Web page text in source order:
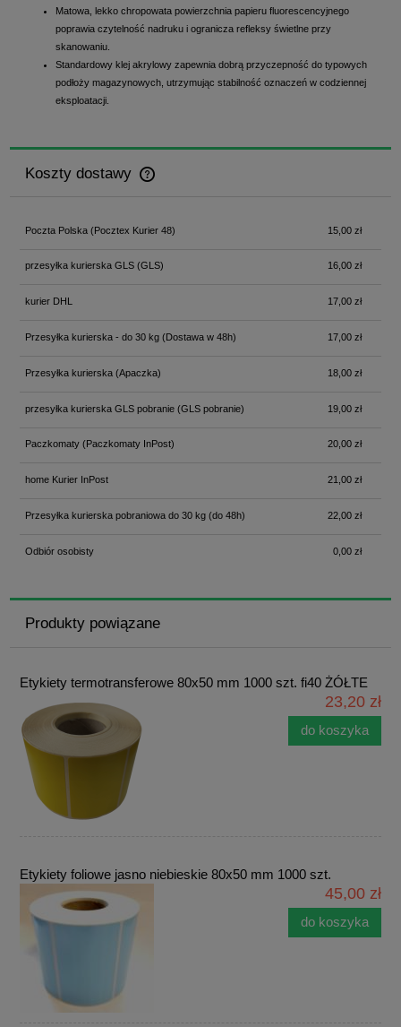
Matowa, lekko chropowata powierzchnia papieru fluorescencyjnego
poprawia czytelność nadruku i ogranicza refleksy świetlne przy
skanowaniu.
Standardowy klej akrylowy zapewnia dobrą przyczepność do typowych
podłoży magazynowych, utrzymując stabilność oznaczeń w codziennej
eksploatacji.
Koszty dostawy
Cena nie zawiera ewentualnych kosztów płatności
Poczta Polska(Pocztex Kurier 48) 15,00 zł
przesyłka kurierska GLS(GLS) 16,00 zł
kurier DHL 17,00 zł
Przesyłka kurierska - do 30 kg(Dostawa w 48h) 17,00 zł
Przesyłka kurierska (Apaczka) 18,00 zł
przesyłka kurierska GLS pobranie(GLS pobranie) 19,00 zł
Paczkomaty(Paczkomaty InPost) 20,00 zł
home Kurier InPost 21,00 zł
Przesyłka kurierska pobraniowa do 30 kg(do 48h) 22,00 zł
Odbiór osobisty 0,00 zł
Produkty powiązane
Etykiety termotransferowe 80x50 mm 1000 szt. fi40 ŻÓŁTE
23,20 zł
do koszyka
Etykiety foliowe jasno niebieskie 80x50 mm 1000 szt.
45,00 zł
do koszyka